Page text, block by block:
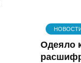
Одеяло